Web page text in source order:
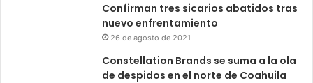
Confirman tres sicarios abatidos tras
nuevo enfrentamiento
26 de agosto de 2021
Constellation Brands se suma a la ola
de despidos en el norte de Coahuila